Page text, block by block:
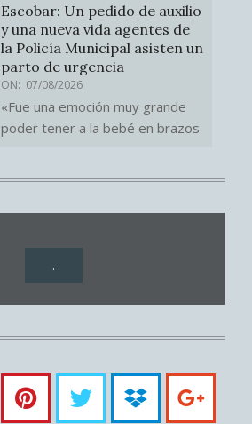
Escobar: Un pedido de auxilio
y una nueva vida agentes de
la Policía Municipal asisten un
parto de urgencia
ON: 07/08/2026
«Fue una emoción muy grande
poder tener a la bebé en brazos
.